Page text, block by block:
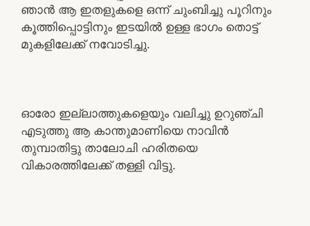
ഞാൻ ആ ഇതളുകളെ ഒന്ന് ചുംബിച്ചു പൂറിനും
കൂത്തിപ്പൊട്ടിനും ഇടയിൽ ഉള്ള ഭാഗം തൊട്ട്
മുകളിലേക്ക് നവോടിച്ചു.
ഓരോ ഇല്ലാത്തുകളെയും വലിച്ചു ഉറുഞ്ചി
എടുത്തു ആ കാന്തുമാണിയെ നാവിൻ
തുമ്പാതിട്ടു താലോചി ഹരിതയെ
വികാരത്തിലേക്ക് തള്ളി വിട്ടു.